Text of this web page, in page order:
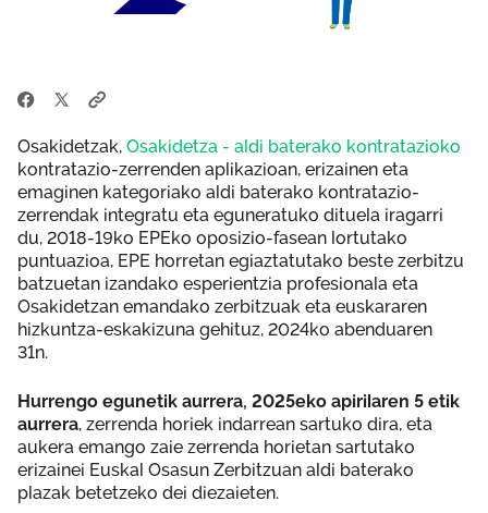
Osakidetzak, Osakidetza - aldi baterako kontratazioko
kontratazio-zerrenden aplikazioan, erizainen eta
emaginen kategoriako aldi baterako kontratazio-
zerrendak integratu eta eguneratuko dituela iragarri
du, 2018-19ko EPEko oposizio-fasean lortutako
puntuazioa, EPE horretan egiaztatutako beste zerbitzu
batzuetan izandako esperientzia profesionala eta
Osakidetzan emandako zerbitzuak eta euskararen
hizkuntza-eskakizuna gehituz, 2024ko abenduaren
31n.
Hurrengo egunetik aurrera, 2025eko apirilaren 5 etik
aurrera, zerrenda horiek indarrean sartuko dira, eta
aukera emango zaie zerrenda horietan sartutako
erizainei Euskal Osasun Zerbitzuan aldi baterako
plazak betetzeko dei diezaieten.